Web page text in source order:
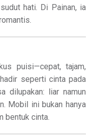
hati. Di Painan, ia
puisi—cepat, tajam,
seperti cinta pada
dilupakan: liar namun
Mobil ini bukan hanya
bentuk cinta.